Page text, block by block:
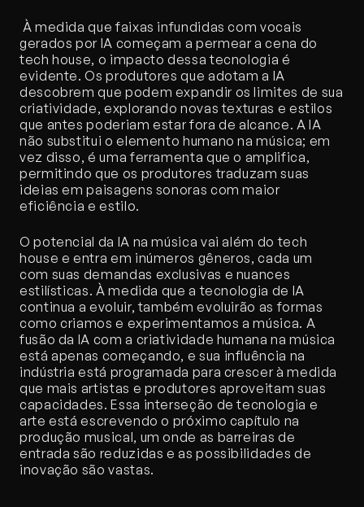
gerados por IA começam a permear a cena do
tech house, o impacto dessa tecnologia é
evidente. Os produtores que adotam a IA
descobrem que podem expandir os limites de sua
criatividade, explorando novas texturas e estilos
que antes poderiam estar fora de alcance. A IA
não substitui o elemento humano na música; em
vez disso, é uma ferramenta que o amplifica,
permitindo que os produtores traduzam suas
ideias em paisagens sonoras com maior
eficiência e estilo.
O potencial da IA na música vai além do tech
house e entra em inúmeros gêneros, cada um
com suas demandas exclusivas e nuances
estilísticas. À medida que a tecnologia de IA
continua a evoluir, também evoluirão as formas
como criamos e experimentamos a música. A
fusão da IA com a criatividade humana na música
está apenas começando, e sua influência na
indústria está programada para crescer à medida
que mais artistas e produtores aproveitam suas
capacidades. Essa interseção de tecnologia e
arte está escrevendo o próximo capítulo na
produção musical, um onde as barreiras de
entrada são reduzidas e as possibilidades de
inovação são vastas.